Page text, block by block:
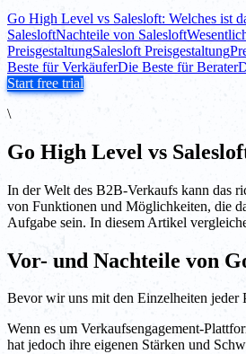
Go High Level vs Salesloft: Welches ist
SalesloftNachteile von Salesloft
PreisgestaltungSalesloft Preisgestaltung
Beste für VerkäuferDie Beste für Berater
Start free trial
\
Go High Level vs
In der Welt des B2B-Verkaufs kann das
von Funktionen und Möglichkeiten, die
Aufgabe sein. In diesem Artikel
Vor- und Nachteile von
Bevor wir uns mit den Einzelheiten jeder
Wenn es um Verkaufsengagement-
hat jedoch ihre eigenen Stärken und